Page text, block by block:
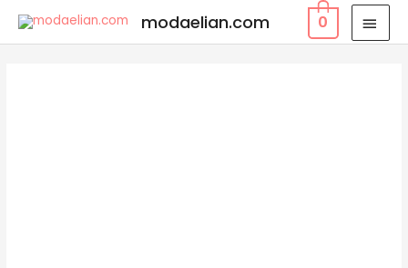
modaelian.com 0